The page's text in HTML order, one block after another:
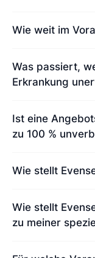
Wie weit im
Was passiert,
Erkrankung
Ist eine
zu 100 %
Wie stellt
Wie stellt
zu meiner